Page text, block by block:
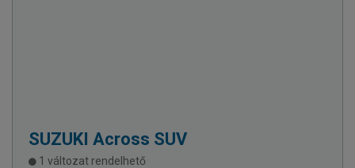
SUZUKI Across SUV
1 változat rendelhető